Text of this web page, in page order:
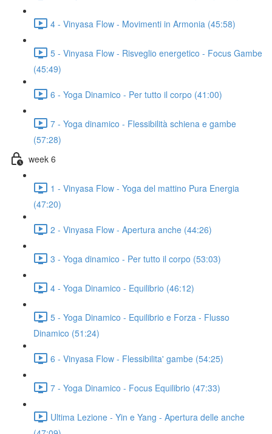
4 - Vinyasa Flow - Movimenti in Armonia (45:58)
5 - Vinyasa Flow - Risveglio energetico - Focus Gambe
(45:49)
6 - Yoga Dinamico - Per tutto il corpo (41:00)
7 - Yoga dinamico - Flessibilità schiena e gambe
(57:28)
week 6
1 - Vinyasa Flow - Yoga del mattino Pura Energia
(47:20)
2 - Vinyasa Flow - Apertura anche (44:26)
3 - Yoga dinamico - Per tutto il corpo (53:03)
4 - Yoga Dinamico - Equilibrio (46:12)
5 - Yoga Dinamico - Equilibrio e Forza - Flusso
Dinamico (51:24)
6 - Vinyasa Flow - Flessibilita' gambe (54:25)
7 - Yoga Dinamico - Focus Equilibrio (47:33)
Ultima Lezione - Yin e Yang - Apertura delle anche